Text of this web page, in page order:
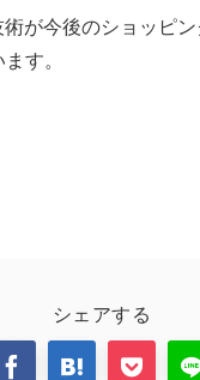
が今後のショッピ
す。
シェアする